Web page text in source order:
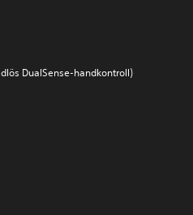
DualSense-handkontroll)